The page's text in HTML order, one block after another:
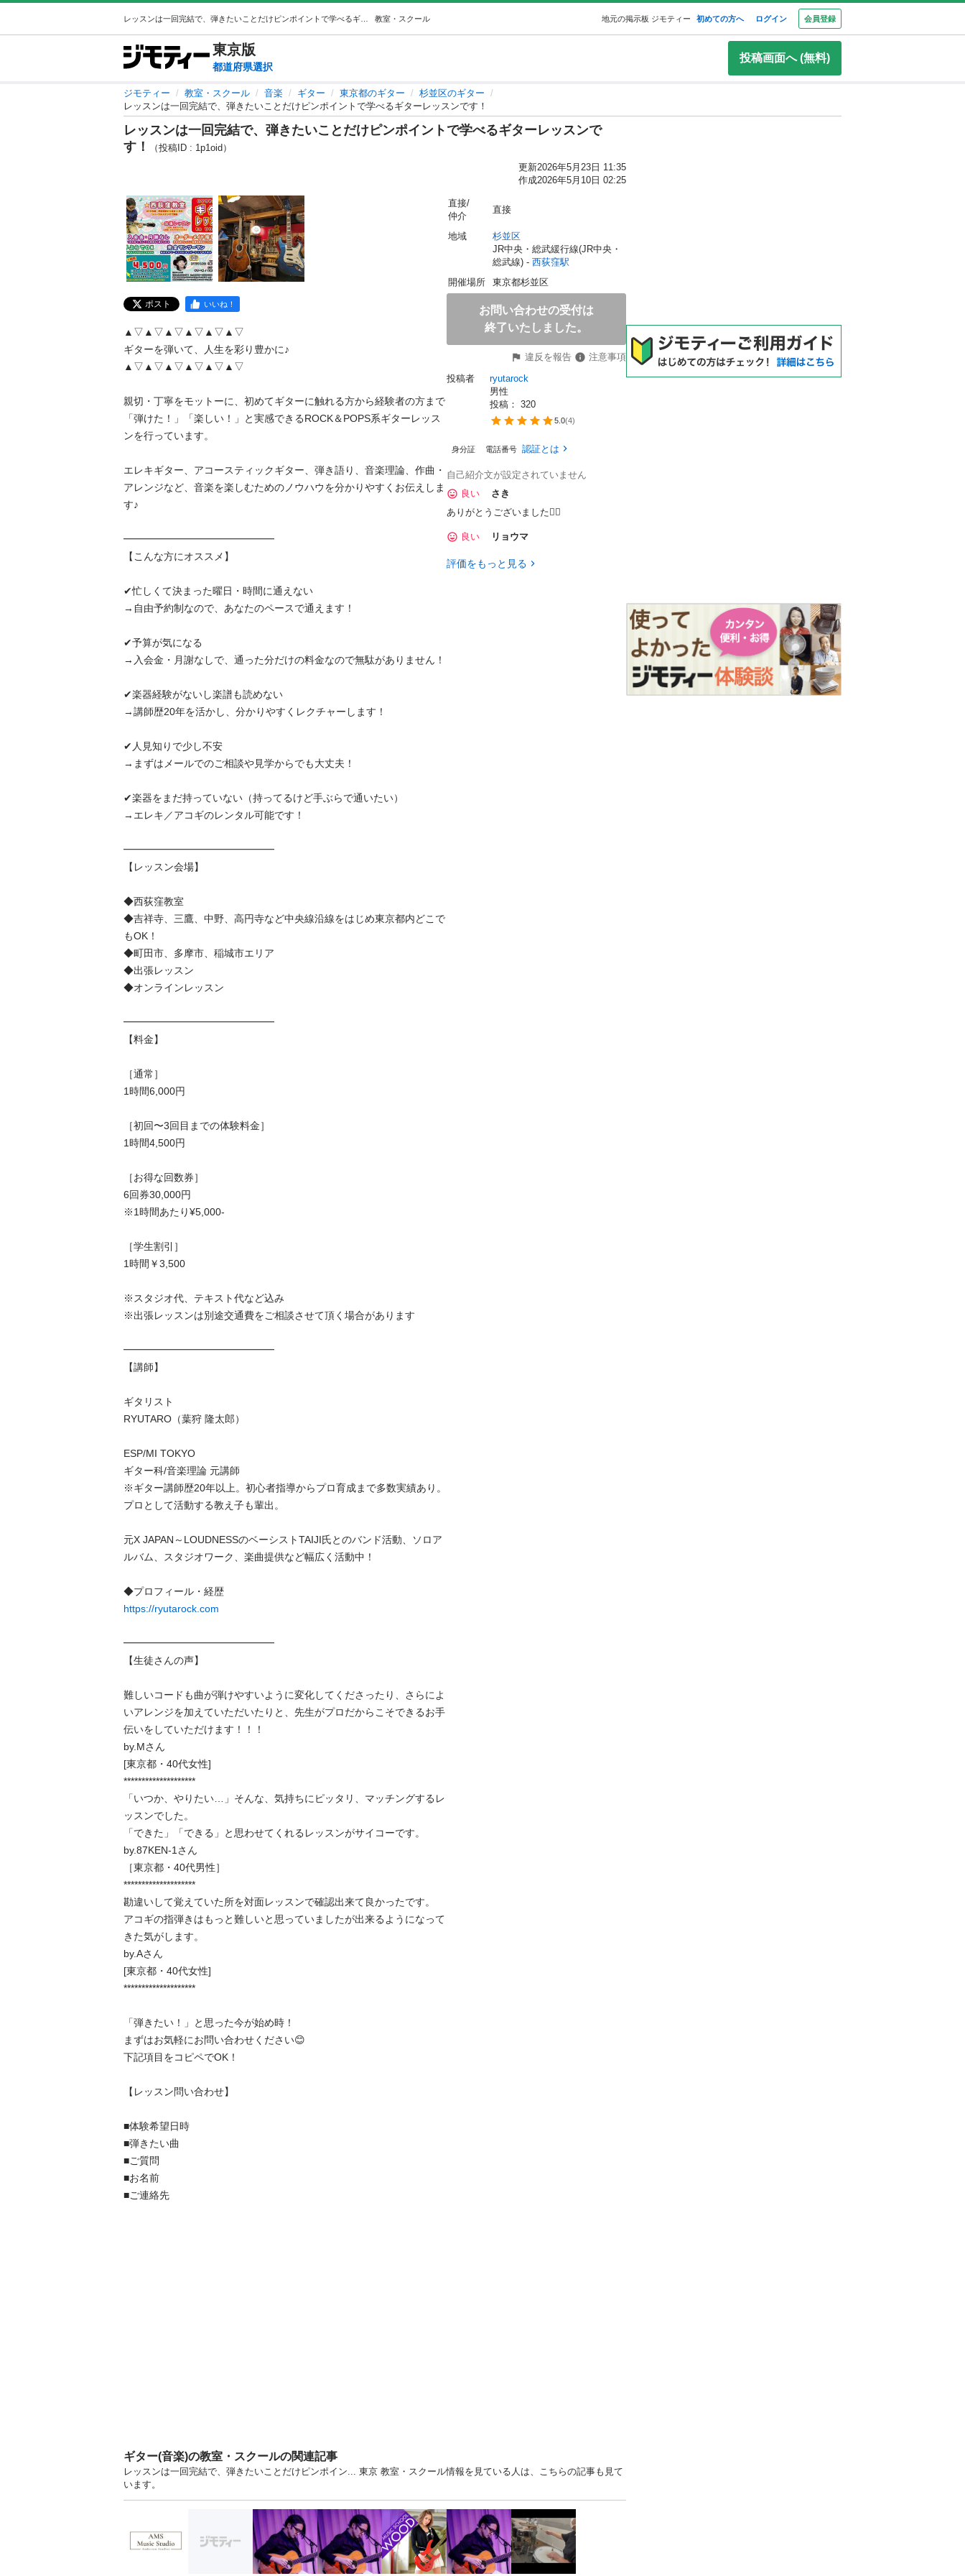
教室・スクール 地元の掲示板 ジモティー 初めての方へ ログイン 会員登録
東京版
都道府県選択
投稿画面へ (無料)
ジモティー 教室・スクール 音楽 ギター 東京都のギター
杉並区のギター
レッスンは一回完結で、弾きたいことだけピンポイントで学べるギターレッスンです！
レッスンは一回完結で、弾きたいことだけピンポイントで学べるギターレッスンで
す！
（投稿ID : 1p1oid）
更新2026年5月23日 11:35
作成2026年5月10日 02:25
ポスト いいね！
▲▽▲▽▲▽▲▽▲▽▲▽
ギターを弾いて、人生を彩り豊かに♪
▲▽▲▽▲▽▲▽▲▽▲▽
親切・丁寧をモットーに、初めてギターに触れる方から経験者の方まで
「弾けた！」「楽しい！」と実感できるROCK＆POPS系ギターレッス
ンを行っています。
エレキギター、アコースティックギター、弾き語り、音楽理論、作曲・
アレンジなど、音楽を楽しむためのノウハウを分かりやすくお伝えしま
す♪
━━━━━━━━━━━━━━━
【こんな方にオススメ】
✔忙しくて決まった曜日・時間に通えない
→自由予約制なので、あなたのペースで通えます！
✔予算が気になる
→入会金・月謝なしで、通った分だけの料金なので無駄がありません！
✔楽器経験がないし楽譜も読めない
→講師歴20年を活かし、分かりやすくレクチャーします！
✔人見知りで少し不安
→まずはメールでのご相談や見学からでも大丈夫！
✔楽器をまだ持っていない（持ってるけど手ぶらで通いたい）
→エレキ／アコギのレンタル可能です！
━━━━━━━━━━━━━━━
【レッスン会場】
◆西荻窪教室
◆吉祥寺、三鷹、中野、高円寺など中央線沿線をはじめ東京都内どこで
もOK！
◆町田市、多摩市、稲城市エリア
◆出張レッスン
◆オンラインレッスン
━━━━━━━━━━━━━━━
【料金】
［通常］
1時間6,000円
［初回〜3回目までの体験料金］
1時間4,500円
［お得な回数券］
6回券30,000円
※1時間あたり¥5,000-
［学生割引］
1時間￥3,500
※スタジオ代、テキスト代など込み
※出張レッスンは別途交通費をご相談させて頂く場合があります
━━━━━━━━━━━━━━━
【講師】
ギタリスト
RYUTARO（葉狩 隆太郎）
ESP/MI TOKYO
ギター科/音楽理論 元講師
※ギター講師歴20年以上。初心者指導からプロ育成まで多数実績あり。
プロとして活動する教え子も輩出。
元X JAPAN～LOUDNESSのベーシストTAIJI氏とのバンド活動、ソロア
ルバム、スタジオワーク、楽曲提供など幅広く活動中！
https://ryutarock.com
━━━━━━━━━━━━━━━
【生徒さんの声】
難しいコードも曲が弾けやすいように変化してくださったり、さらによ
いアレンジを加えていただいたりと、先生がプロだからこそできるお手
伝いをしていただけます！！！
by.Mさん
[東京都・40代女性]
********************
「いつか、やりたい…」そんな、気持ちにピッタリ、マッチングするレ
ッスンでした。
「できた」「できる」と思わせてくれるレッスンがサイコーです。
by.87KEN-1さん
［東京都・40代男性］
********************
勘違いして覚えていた所を対面レッスンで確認出来て良かったです。
アコギの指弾きはもっと難しいと思っていましたが出来るようになって
きた気がします。
by.Aさん
[東京都・40代女性]
********************
「弾きたい！」と思った今が始め時！
まずはお気軽にお問い合わせください😊
下記項目をコピペでOK！
【レッスン問い合わせ】
■体験希望日時
■弾きたい曲
■ご質問
■お名前
■ご連絡先
直接/
仲介
直接
地域
杉並区
JR中央・総武緩行線(JR中央・
総武線) - 西荻窪駅
開催場所
東京都杉並区
お問い合わせの受付は
終了いたしました。
違反を報告
注意事項
投稿者
ryutarock
男性
投稿： 320
5.0(4)
身分証 電話番号 認証とは
自己紹介文が設定されていません
良い
さき
ありがとうございました🙇‍♀️
良い リョウマ
評価をもっと見る
ギター(音楽)の教室・スクールの関連記事
レッスンは一回完結で、弾きたいことだけピンポイン... 東京 教室・スクール情報を見ている人は、こちらの記事も見て
います。